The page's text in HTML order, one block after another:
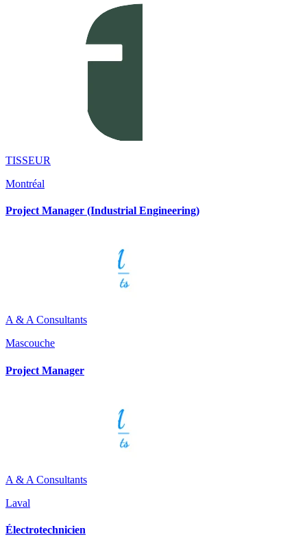
TISSEUR
Montréal
Project Manager (Industrial Engineering)
A & A Consultants
Mascouche
Project Manager
A & A Consultants
Laval
Électrotechnicien